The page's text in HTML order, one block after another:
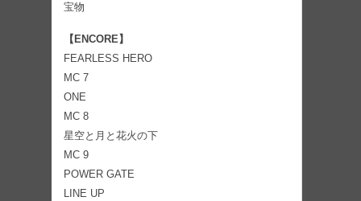
宝物
【ENCORE】
FEARLESS HERO
MC 7
ONE
MC 8
星空と月と花火の下
MC 9
POWER GATE
LINE UP